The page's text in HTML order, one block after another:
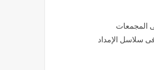
المجمعات
سلاسل الإمداد